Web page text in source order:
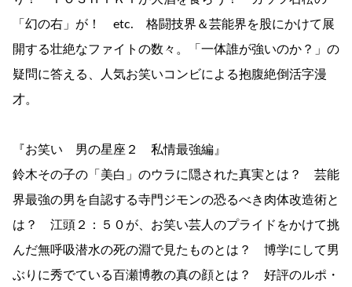
「幻の右」が！ etc. 格闘技界＆芸能界を股にかけて展
開する壮絶なファイトの数々。「一体誰が強いのか？」の
疑問に答える、人気お笑いコンビによる抱腹絶倒活字漫
才。
『お笑い 男の星座２ 私情最強編』
鈴木その子の「美白」のウラに隠された真実とは？ 芸能
界最強の男を自認する寺門ジモンの恐るべき肉体改造術と
は？ 江頭２：５０が、お笑い芸人のプライドをかけて挑
んだ無呼吸潜水の死の淵で見たものとは？ 博学にして男
ぶりに秀でている百瀬博教の真の顔とは？ 好評のルポ・